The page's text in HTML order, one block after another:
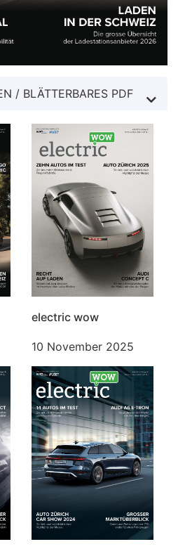
/ BLÄTTERBARES PDF
electric wow
10 November 2025